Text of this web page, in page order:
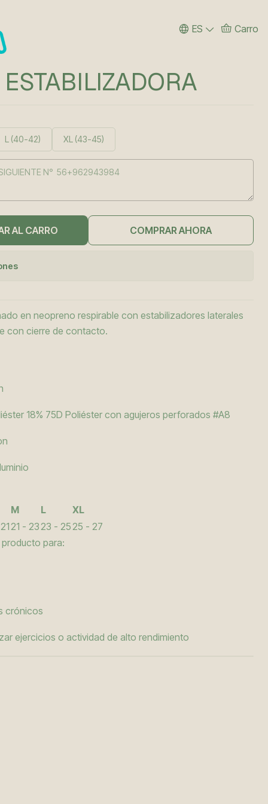
ES Carro
L (40-42) XL (43-45)
AL CARRO COMPRAR AHORA
en neopreno respirable con estabilizadores laterales
con cierre de contacto.
18% 75D Poliéster con agujeros perforados #A8
M L
XL
21 - 2323 - 2525 - 27
para:
crónicos
ejercicios o actividad de alto rendimiento